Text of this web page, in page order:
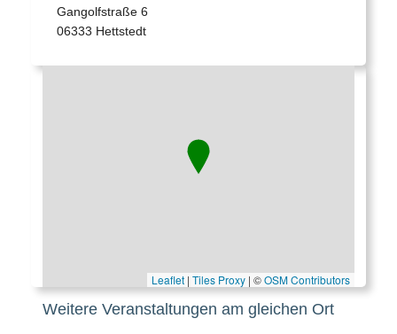
Gangolfstraße 6
06333 Hettstedt
Leaflet| Tiles Proxy| ©OSM Contributors
Weitere Veranstaltungen am gleichen Ort